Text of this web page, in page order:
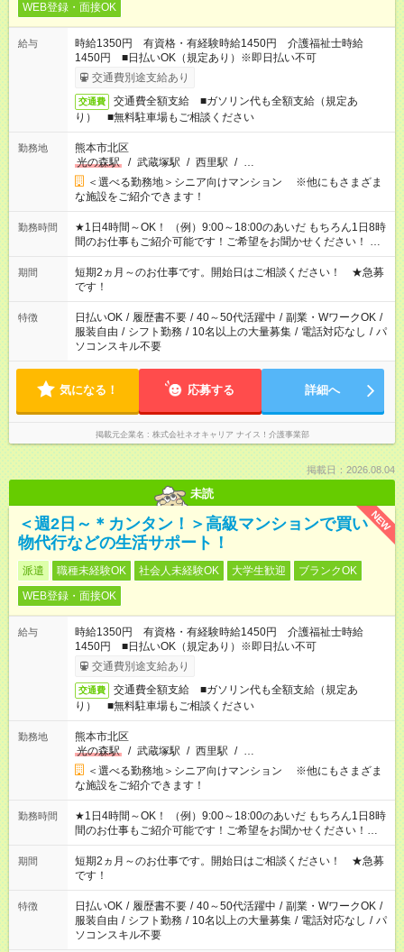
WEB登録・面接OK
給与
時給1350円 有資格・有経験時給1450円 介護福祉士時給
1450円 ■日払いOK（規定あり）※即日払い不可
交通費別途支給あり
交通費
交通費全額支給 ■ガソリン代も全額支給（規定あ
り） ■無料駐車場もご相談ください
勤務地
熊本市北区
光の森駅
/ 武蔵塚駅 / 西里駅 / …
＜選べる勤務地＞シニア向けマンション ※他にもさまざま
な施設をご紹介できます！
勤務時間
★1日4時間～OK！ （例）9:00～18:00のあいだ もちろん1日8時
間のお仕事もご紹介可能です！ご希望をお聞かせください！ ★
家庭の都合でお休みが必要な場合も遠慮なくご相談ください。
※週最低15時間以上の勤務が必要です
期間
短期2ヵ月～のお仕事です。開始日はご相談ください！ ★急募
です！
特徴 日払いOK / 履歴書不要 / 40～50代活躍中 / 副業・WワークOK /
服装自由 / シフト勤務 / 10名以上の大量募集 / 電話対応なし / パ
ソコンスキル不要
気になる！ 応募する 詳細へ
掲載元企業名 株式会社ネオキャリア ナイス！介護事業部
掲載日：2026.08.04
未読
NEW
＜週2日～＊カンタン！＞高級マンションで買い
物代行などの生活サポート！
派遣 職種未経験OK 社会人未経験OK 大学生歓迎
ブランクOK
WEB登録・面接OK
給与
時給1350円 有資格・有経験時給1450円 介護福祉士時給
1450円 ■日払いOK（規定あり）※即日払い不可
交通費別途支給あり
交通費
交通費全額支給 ■ガソリン代も全額支給（規定あ
り） ■無料駐車場もご相談ください
勤務地
熊本市北区
光の森駅
/ 武蔵塚駅 / 西里駅 / …
＜選べる勤務地＞シニア向けマンション ※他にもさまざま
な施設をご紹介できます！
勤務時間
★1日4時間～OK！ （例）9:00～18:00のあいだ もちろん1日8時
間のお仕事もご紹介可能です！ご希望をお聞かせください！★家
庭の都合でお休みが必要な場合も遠慮なくご相談ください。 ※
週最低15時間以上の勤務が必要です
期間
短期2ヵ月～のお仕事です。開始日はご相談ください！ ★急募
です！
特徴 日払いOK / 履歴書不要 / 40～50代活躍中 / 副業・WワークOK /
服装自由 / シフト勤務 / 10名以上の大量募集 / 電話対応なし / パ
ソコンスキル不要